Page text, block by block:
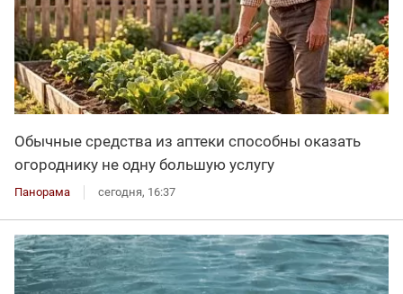
Обычные средства из аптеки способны оказать
огороднику не одну большую услугу
Панорама сегодня, 16:37